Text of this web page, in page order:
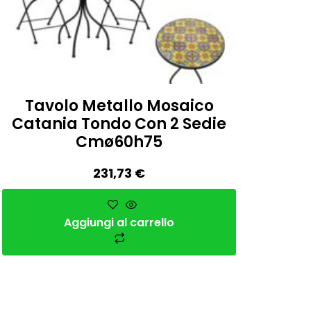
Tavolo Metallo Mosaico
Catania Tondo Con 2 Sedie
Cmø60h75
231,73 €
Aggiungi al carrello